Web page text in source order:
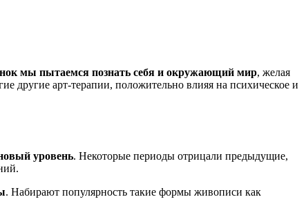
мы пытаемся познать себя и окружающий мир, желая
другие арт-терапии, положительно влияя на психическое и
уровень. Некоторые периоды отрицали предыдущие,
. Набирают популярность такие формы живописи как